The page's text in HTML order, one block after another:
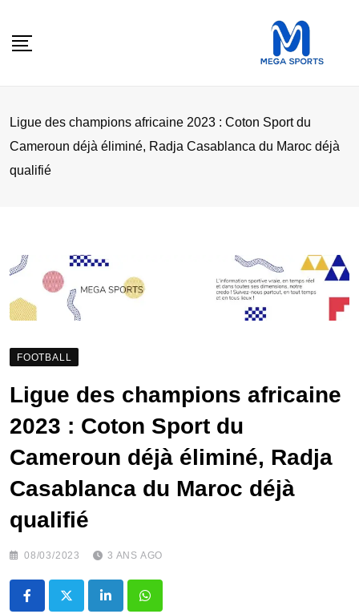
Ligue des champions africaine 2023 : Coton Sport du
Cameroun déjà éliminé, Radja Casablanca du Maroc déjà
qualifié
FOOTBALL
Ligue des champions africaine
2023 : Coton Sport du
Cameroun déjà éliminé, Radja
Casablanca du Maroc déjà
qualifié
08/03/2023 3 ANS AGO
LinkedInWhatsapp